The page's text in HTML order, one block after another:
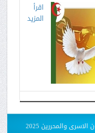
اقرأ
المزيد
والمحررين 2025